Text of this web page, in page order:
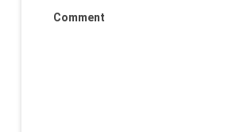
Comment